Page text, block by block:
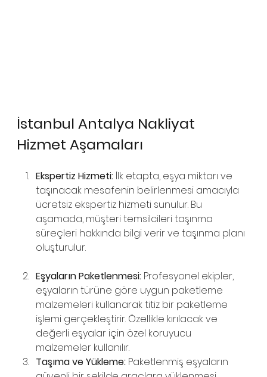
İstanbul Antalya Nakliyat
Hizmet Aşamaları
Ekspertiz Hizmeti: İlk etapta, eşya miktarı ve
taşınacak mesafenin belirlenmesi amacıyla
ücretsiz ekspertiz hizmeti sunulur. Bu
aşamada, müşteri temsilcileri taşınma
süreçleri hakkında bilgi verir ve taşınma planı
oluşturulur.
Eşyaların Paketlenmesi: Profesyonel ekipler,
eşyaların türüne göre uygun paketleme
malzemeleri kullanarak titiz bir paketleme
işlemi gerçekleştirir. Özellikle kırılacak ve
değerli eşyalar için özel koruyucu
malzemeler kullanılır.
Taşıma ve Yükleme: Paketlenmiş eşyaların